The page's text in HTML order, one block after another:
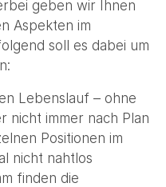
geben wir Ihnen
Aspekten im
soll es dabei um
Lebenslauf – ohne
nicht immer nach Plan
Positionen im
nicht nahtlos
finden die